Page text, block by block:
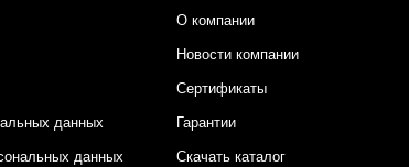
данных
данных
О компании
Новости компании
Сертификаты
Гарантии
Скачать каталог